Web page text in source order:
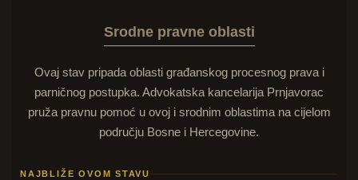
Srodne pravne oblasti
Ovaj stav pripada oblasti građanskog procesnog prava i
parničnog postupka. Advokatska kancelarija Prnjavorac
pruža pravnu pomoć u ovoj i srodnim oblastima na cijelom
području Bosne i Hercegovine.
NAJBLIŽE OVOM STAVU